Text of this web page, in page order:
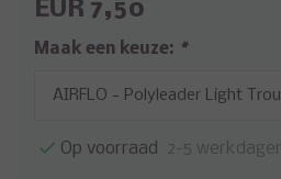
EUR 7,50
Maak een keuze: *
Op voorraad 2-5